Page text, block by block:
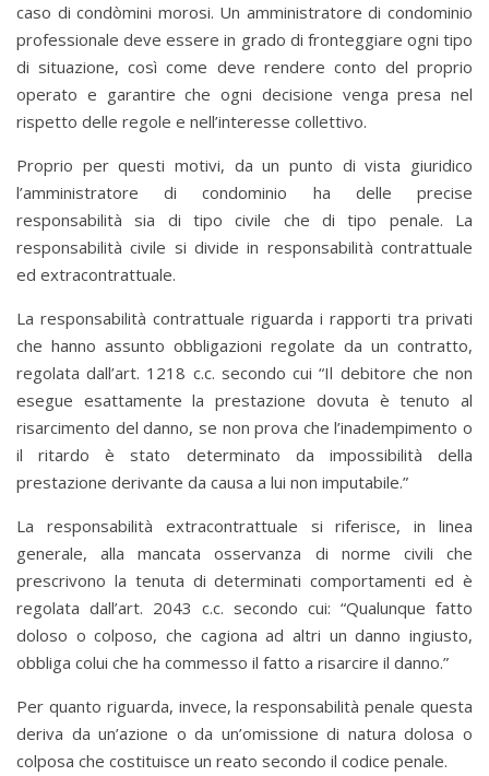
caso di condòmini morosi. Un amministratore di condominio
professionale deve essere in grado di fronteggiare ogni tipo
di situazione, così come deve rendere conto del proprio
operato e garantire che ogni decisione venga presa nel
rispetto delle regole e nell’interesse collettivo.
Proprio per questi motivi, da un punto di vista giuridico
l’amministratore di condominio ha delle precise
responsabilità sia di tipo civile che di tipo penale. La
responsabilità civile si divide in responsabilità contrattuale
ed extracontrattuale.
La responsabilità contrattuale riguarda i rapporti tra privati
che hanno assunto obbligazioni regolate da un contratto,
regolata dall’art. 1218 c.c. secondo cui “Il debitore che non
esegue esattamente la prestazione dovuta è tenuto al
risarcimento del danno, se non prova che l’inadempimento o
il ritardo è stato determinato da impossibilità della
prestazione derivante da causa a lui non imputabile.”
La responsabilità extracontrattuale si riferisce, in linea
generale, alla mancata osservanza di norme civili che
prescrivono la tenuta di determinati comportamenti ed è
regolata dall’art. 2043 c.c. secondo cui: “Qualunque fatto
doloso o colposo, che cagiona ad altri un danno ingiusto,
obbliga colui che ha commesso il fatto a risarcire il danno.”
Per quanto riguarda, invece, la responsabilità penale questa
deriva da un’azione o da un’omissione di natura dolosa o
colposa che costituisce un reato secondo il codice penale.